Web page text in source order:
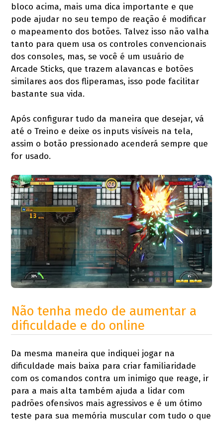
bloco acima, mais uma dica importante e que
pode ajudar no seu tempo de reação é modificar
o mapeamento dos botões. Talvez isso não valha
tanto para quem usa os controles convencionais
dos consoles, mas, se você é um usuário de
Arcade Sticks, que trazem alavancas e botões
similares aos dos fliperamas, isso pode facilitar
bastante sua vida.
Após configurar tudo da maneira que desejar, vá
até o Treino e deixe os inputs visíveis na tela,
assim o botão pressionado acenderá sempre que
for usado.
Não tenha medo de aumentar a
dificuldade e do online
Da mesma maneira que indiquei jogar na
dificuldade mais baixa para criar familiaridade
com os comandos contra um inimigo que reage, ir
para a mais alta também ajuda a lidar com
padrões ofensivos mais agressivos e é um ótimo
teste para sua memória muscular com tudo o que